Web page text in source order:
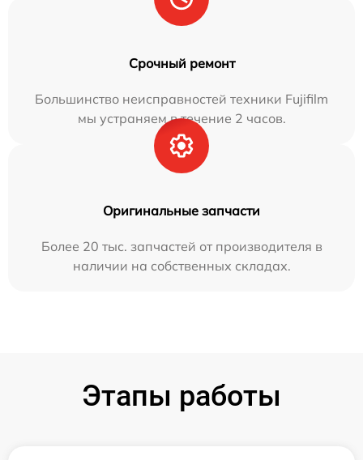
Срочный ремонт
Большинство неисправностей техники Fujifilm
мы устраняем в течение 2 часов.
Оригинальные запчасти
Более 20 тыс. запчастей от производителя в
наличии на собственных складах.
Этапы работы